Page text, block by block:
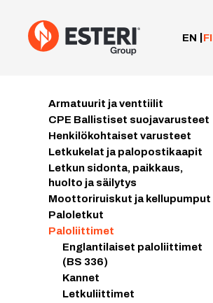
sisältöön
EN
FI
Armatuurit ja venttiilit
CPE Ballistiset suojavarusteet
Henkilökohtaiset varusteet
Letkukelat ja palopostikaapit
Letkun sidonta, paikkaus,
huolto ja säilytys
Moottoriruiskut ja kellupumput
Paloletkut
Paloliittimet
Englantilaiset paloliittimet
(BS 336)
Kannet
Letkuliittimet